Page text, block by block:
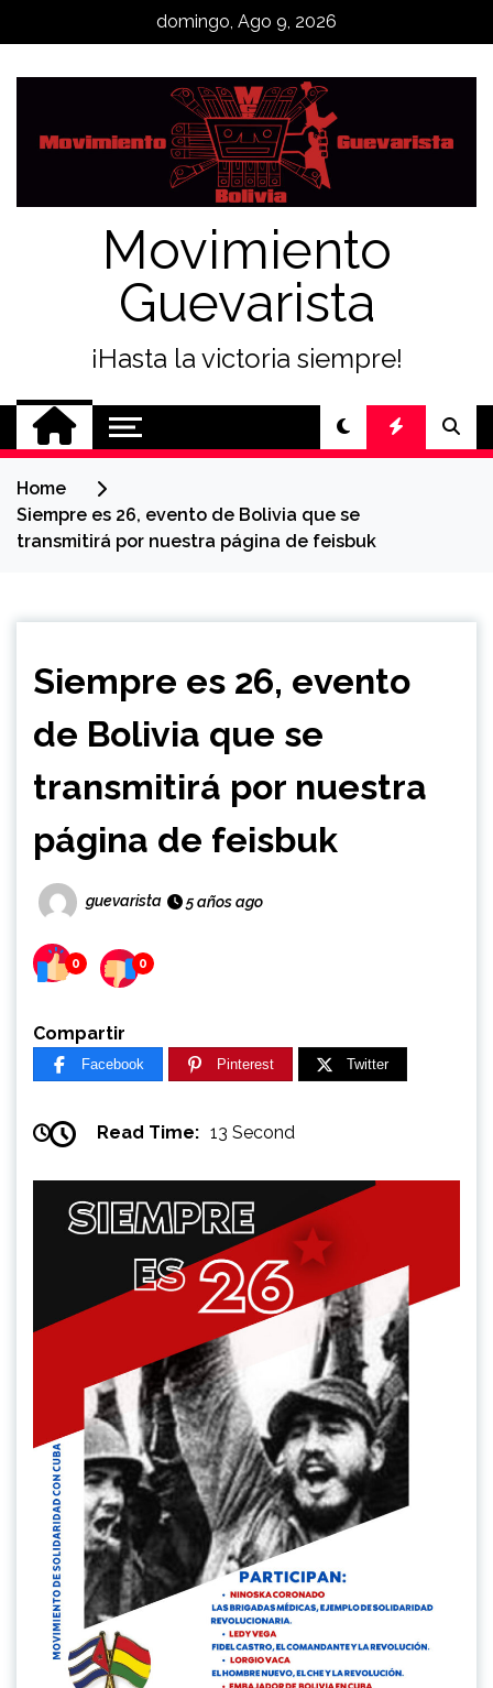
domingo, Ago 9, 2026
Movimiento
Guevarista
¡Hasta la victoria siempre!
Home
Siempre es 26, evento de Bolivia que se
transmitirá por nuestra página de feisbuk
Siempre es 26, evento
de Bolivia que se
transmitirá por nuestra
página de feisbuk
guevarista 5 años ago
0 0
Compartir
Facebook Pinterest Twitter
Read Time: 13 Second